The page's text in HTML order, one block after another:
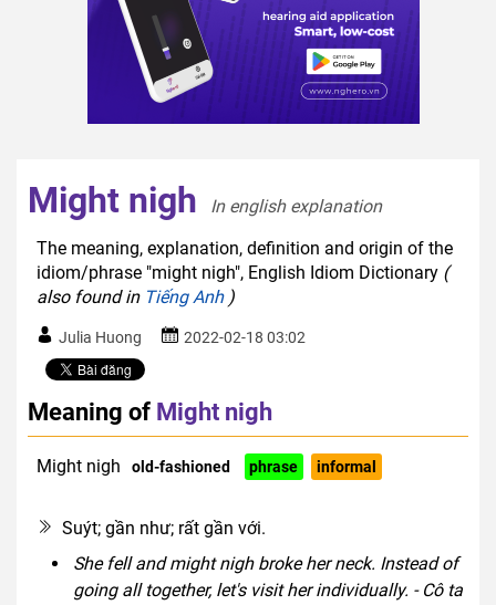
Might nigh
In english explanation
The meaning, explanation, definition and origin of the
idiom/phrase "might nigh", English Idiom Dictionary (
also found in Tiếng Anh)
Julia Huong 2022-02-18 03:02
Meaning of Might nigh
Might nigh old-fashioned phrase
informal
Suýt; gần như; rất gần với.
She fell and might nigh broke her neck. Instead of
going all together, let's visit her individually. - Cô ta